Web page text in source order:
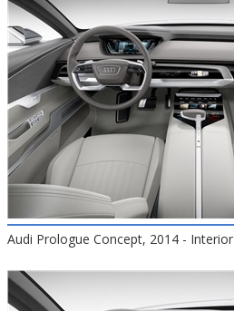
Audi Prologue Concept, 2014 - Interior